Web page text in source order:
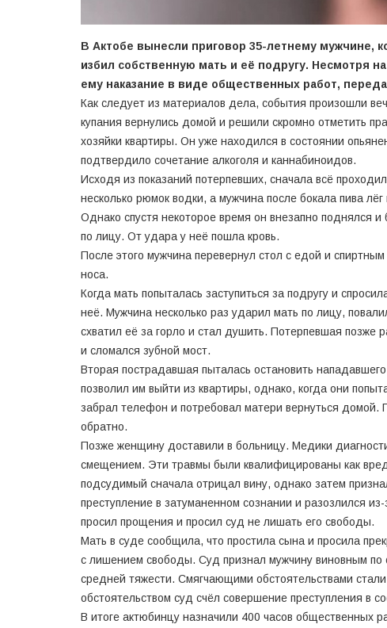
В Актобе вынесли приговор 35-летнему мужчине,
избил собственную мать и её подругу. Несмотря
ему наказание в виде общественных работ,
Как следует из материалов дела, события произошли
купания вернулись домой и решили скромно отметить
хозяйки квартиры. Он уже находился в состоянии
подтвердило сочетание алкоголя и каннабиноидов.
Исходя из показаний потерпевших, сначала всё
несколько рюмок водки, а мужчина после бокала пива
Однако спустя некоторое время он внезапно поднялся
по лицу. От удара у неё пошла кровь.
После этого мужчина перевернул стол с едой и
носа.
Когда мать попыталась заступиться за подругу и
неё. Мужчина несколько раз ударил мать по лицу,
схватил её за горло и стал душить. Потерпевшая позже
и сломался зубной мост.
Вторая пострадавшая пыталась остановить
позволил им выйти из квартиры, однако, когда они
забрал телефон и потребовал матери вернуться
обратно.
Позже женщину доставили в больницу. Медики
смещением. Эти травмы были квалифицированы как
подсудимый сначала отрицал вину, однако затем
преступление в затуманенном сознании и разозлился
просил прощения и просил суд не лишать его свободы.
Мать в суде сообщила, что простила сына и просила
с лишением свободы. Суд признал мужчину виновным
средней тяжести. Смягчающими обстоятельствами
обстоятельством суд счёл совершение преступления в
В итоге актюбинцу назначили 400 часов общественных